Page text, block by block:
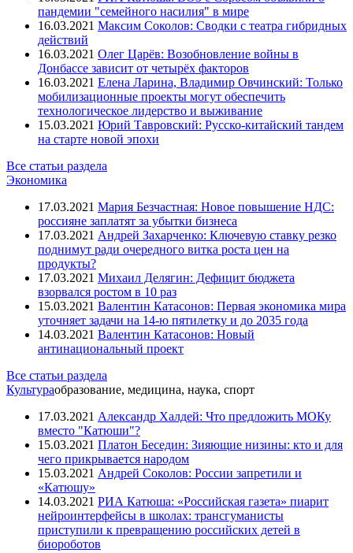
пандемии "семейного насилия" в мире
16.03.2021 Максим Соколов: Сводки с театра гибридных
действий
16.03.2021 Олег Царёв: Возобновление войны в
Донбассе зависит от четырёх факторов
16.03.2021 Елена Ларина, Владимир Овчинский: Только
мобилизационные проекты могут обеспечить
технологическое лидерство и выживание
15.03.2021 Юрий Тавровский: Русско-китайский тандем
на старте новой эпохи
Все статьи раздела
Экономика
17.03.2021 Мария Безчастная: Новое повышение НДС:
россияне заплатят за убытки бизнеса
17.03.2021 Андрей Захарченко: Ключевую ставку резко
поднимут ради очередного витка роста цен на
продукты?
17.03.2021 Михаил Делягин: Дефицит бюджета
взорвался ростом в 10 раз
15.03.2021 Валентин Катасонов: Первая экономика мира
уточняет задачи на 14-ю пятилетку и до 2035 года
14.03.2021 Валентин Катасонов: Новый
антинациональный проект
Все статьи раздела
Культураобразование, медицина, наука, спорт
17.03.2021 Александр Халдей: Что предложить МОКу
вместо "Катюши"?
15.03.2021 Платон Беседин: Зияющие низины: кто и для
чего прикрывается народом
15.03.2021 Андрей Соколов: России запретили и
«Катюшу»
14.03.2021 РИА Катюша: «Российская газета» пиарит
нейроинтерфейсы в школах: трансгуманисты
приступили к превращению российских детей в
биороботов